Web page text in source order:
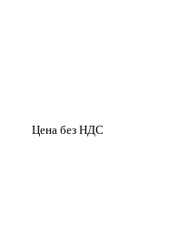
Цена без НДС